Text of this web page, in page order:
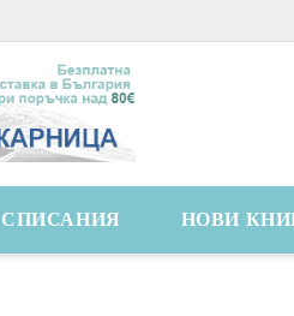
СПИСАНИЯ НОВИ